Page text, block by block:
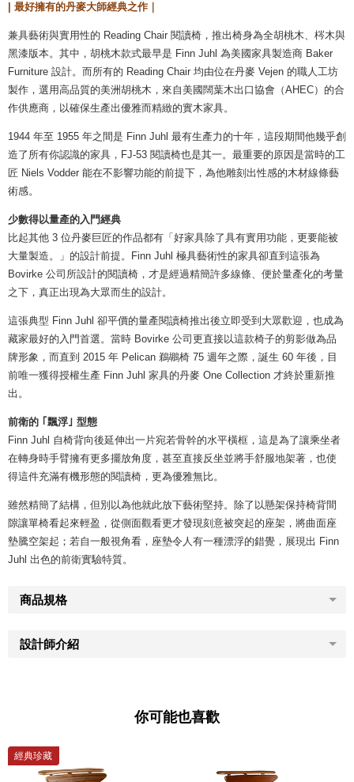
| 最好擁有的丹麥大師經典之作｜
兼具藝術與實用性的 Reading Chair 閱讀椅，推出椅身為全胡桃木、梣木與
黑漆版本。其中，胡桃木款式最早是 Finn Juhl 為美國家具製造商 Baker
Furniture 設計。而所有的 Reading Chair 均由位在丹麥 Vejen 的職人工坊
製作，選用高品質的美洲胡桃木，來自美國闊葉木出口協會（AHEC）的合
作供應商，以確保生產出優雅而精緻的實木家具。
1944 年至 1955 年之間是 Finn Juhl 最有生產力的十年，這段期間他幾乎創
造了所有你認識的家具，FJ-53 閱讀椅也是其一。最重要的原因是當時的工
匠 Niels Vodder 能在不影響功能的前提下，為他雕刻出性感的木材線條藝
術感。
少數得以量產的入門經典
比起其他 3 位丹麥巨匠的作品都有「好家具除了具有實用功能，更要能被
大量製造。」的設計前提。Finn Juhl 極具藝術性的家具卻直到這張為
Bovirke 公司所設計的閱讀椅，才是經過精簡許多線條、便於量產化的考量
之下，真正出現為大眾而生的設計。
這張典型 Finn Juhl 卻平價的量產閱讀椅推出後立即受到大眾歡迎，也成為
藏家最好的入門首選。當時 Bovirke 公司更直接以這款椅子的剪影做為品
牌形象，而直到 2015 年 Pelican 鵜鶘椅 75 週年之際，誕生 60 年後，目
前唯一獲得授權生產 Finn Juhl 家具的丹麥 One Collection 才終於重新推
出。
前衛的 ｢飄浮｣ 型態
Finn Juhl 自椅背向後延伸出一片宛若骨幹的水平橫框，這是為了讓乘坐者
在轉身時手臂擁有更多擺放角度，甚至直接反坐並將手舒服地架著，也使
得這件充滿有機形態的閱讀椅，更為優雅無比。
雖然精簡了結構，但別以為他就此放下藝術堅持。除了以懸架保持椅背間
隙讓單椅看起來輕盈，從側面觀看更才發現刻意被突起的座架，將曲面座
墊騰空架起；若自一般視角看，座墊令人有一種漂浮的錯覺，展現出 Finn
Juhl 出色的前衛實驗特質。
商品規格
設計師介紹
你可能也喜歡
經典珍藏